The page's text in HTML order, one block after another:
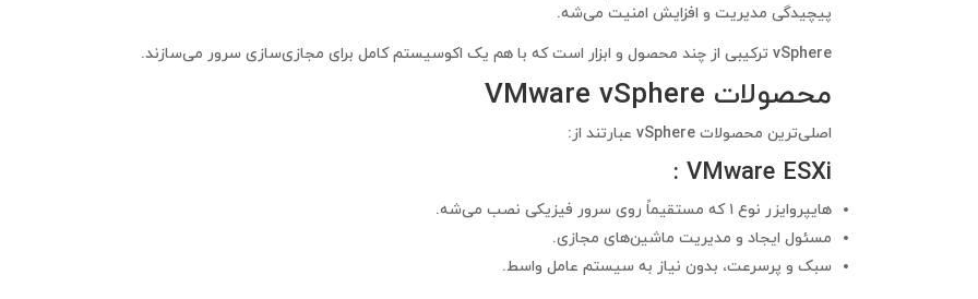
پیچیدگی مدیریت و افزایش امنیت می‌شه.
vSphere ترکیبی از چند محصول و ابزار است که با هم یک اکوسیستم کامل برای مجازی‌سازی سرور می‌سازند.
محصولات VMware vSphere
اصلی‌ترین محصولات vSphere عبارتند از:
VMware ESXi
:
هایپروایزر نوع ۱ که مستقیماً روی سرور فیزیکی نصب می‌شه.
مسئول ایجاد و مدیریت ماشین‌های مجازی.
سبک و پرسرعت، بدون نیاز به سیستم عامل واسط.